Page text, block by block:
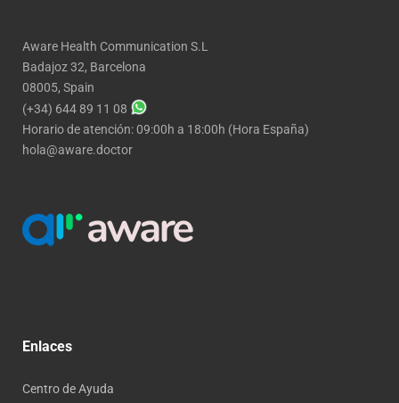
Aware Health Communication S.L
Badajoz 32, Barcelona
08005, Spain
(+34) 644 89 11 08
Horario de atención: 09:00h a 18:00h (Hora España)
hola@aware.doctor
Enlaces
Centro de Ayuda